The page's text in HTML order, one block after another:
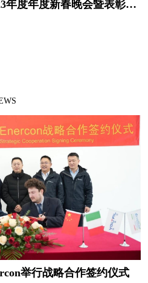
年度年度新春晚会暨表彰大
举行战略合作签约仪式